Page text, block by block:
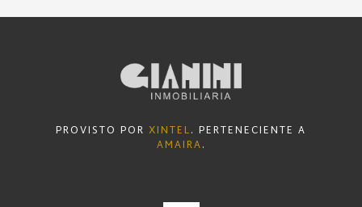
PROVISTO POR XINTEL. PERTENECIENTE A
AMAIRA.